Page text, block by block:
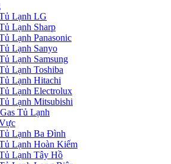
Lạnh LG
Lạnh Sharp
Lạnh Panasonic
Lạnh Sanyo
Lạnh Samsung
Lạnh Toshiba
Lạnh Hitachi
Lạnh Electrolux
Lạnh Mitsubishi
Tủ Lạnh
Lạnh Ba Đình
Lạnh Hoàn Kiếm
Lạnh Tây Hồ